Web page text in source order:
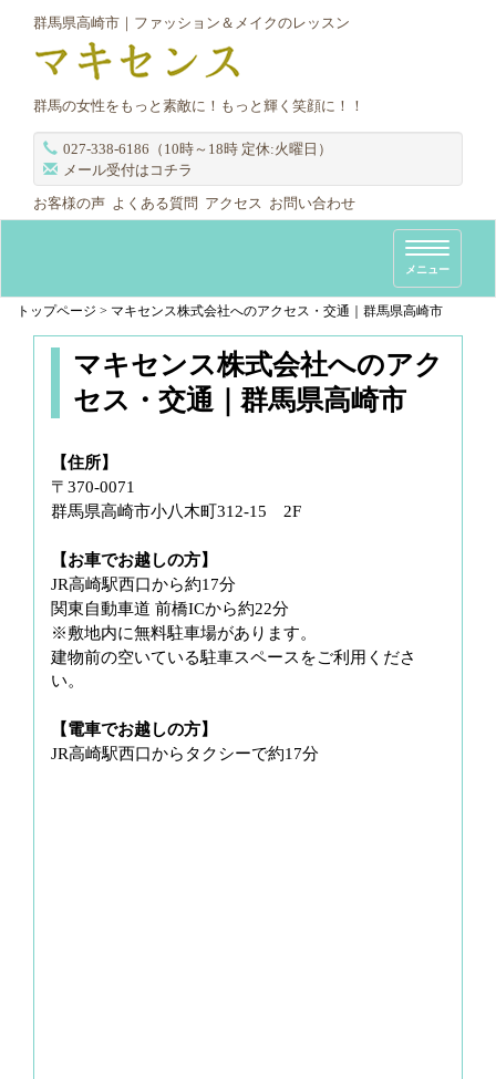
群馬県高崎市｜ファッション＆メイクのレッスン
群馬の女性をもっと素敵に！もっと輝く笑顔に！！
027-338-6186（10時～18時 定休:火曜日）
メール受付はコチラ
お客様の声 よくある質問 アクセス お問い合わせ
T
o
g
g
l
メニュー
トップページ > マキセンス株式会社へのアクセス・交通｜群馬県高崎市
マキセンス株式会社へのアク
セス・交通｜群馬県高崎市
【住所】
〒370-0071
群馬県高崎市小八木町312-15 2F
【お車でお越しの方】
JR高崎駅西口から約17分
関東自動車道 前橋ICから約22分
※敷地内に無料駐車場があります。
建物前の空いている駐車スペースをご利用くださ
い。
【電車でお越しの方】
JR高崎駅西口からタクシーで約17分